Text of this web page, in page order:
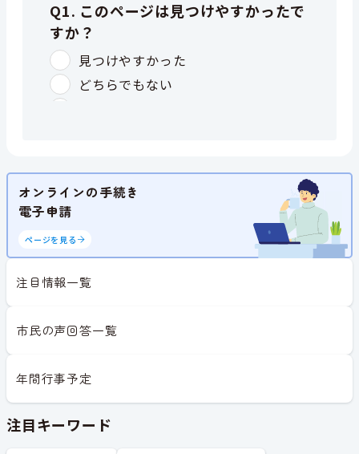
オンラインの手続き
電子申請
ページを見る
注目情報一覧
市民の声回答一覧
年間行事予定
注目キーワード